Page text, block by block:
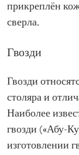
прикреплён
сверла.
Гвозди
Гвозди
столяра и
Наиболее
гвозди («Абу-
изготовлении